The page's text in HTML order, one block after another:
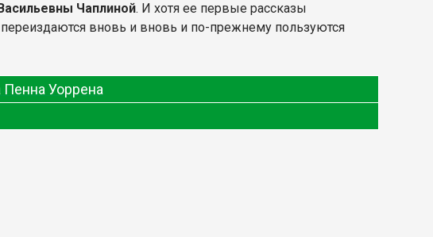
Чаплиной. И хотя ее первые рассказы
вновь и вновь и по-прежнему пользуются
Уоррена